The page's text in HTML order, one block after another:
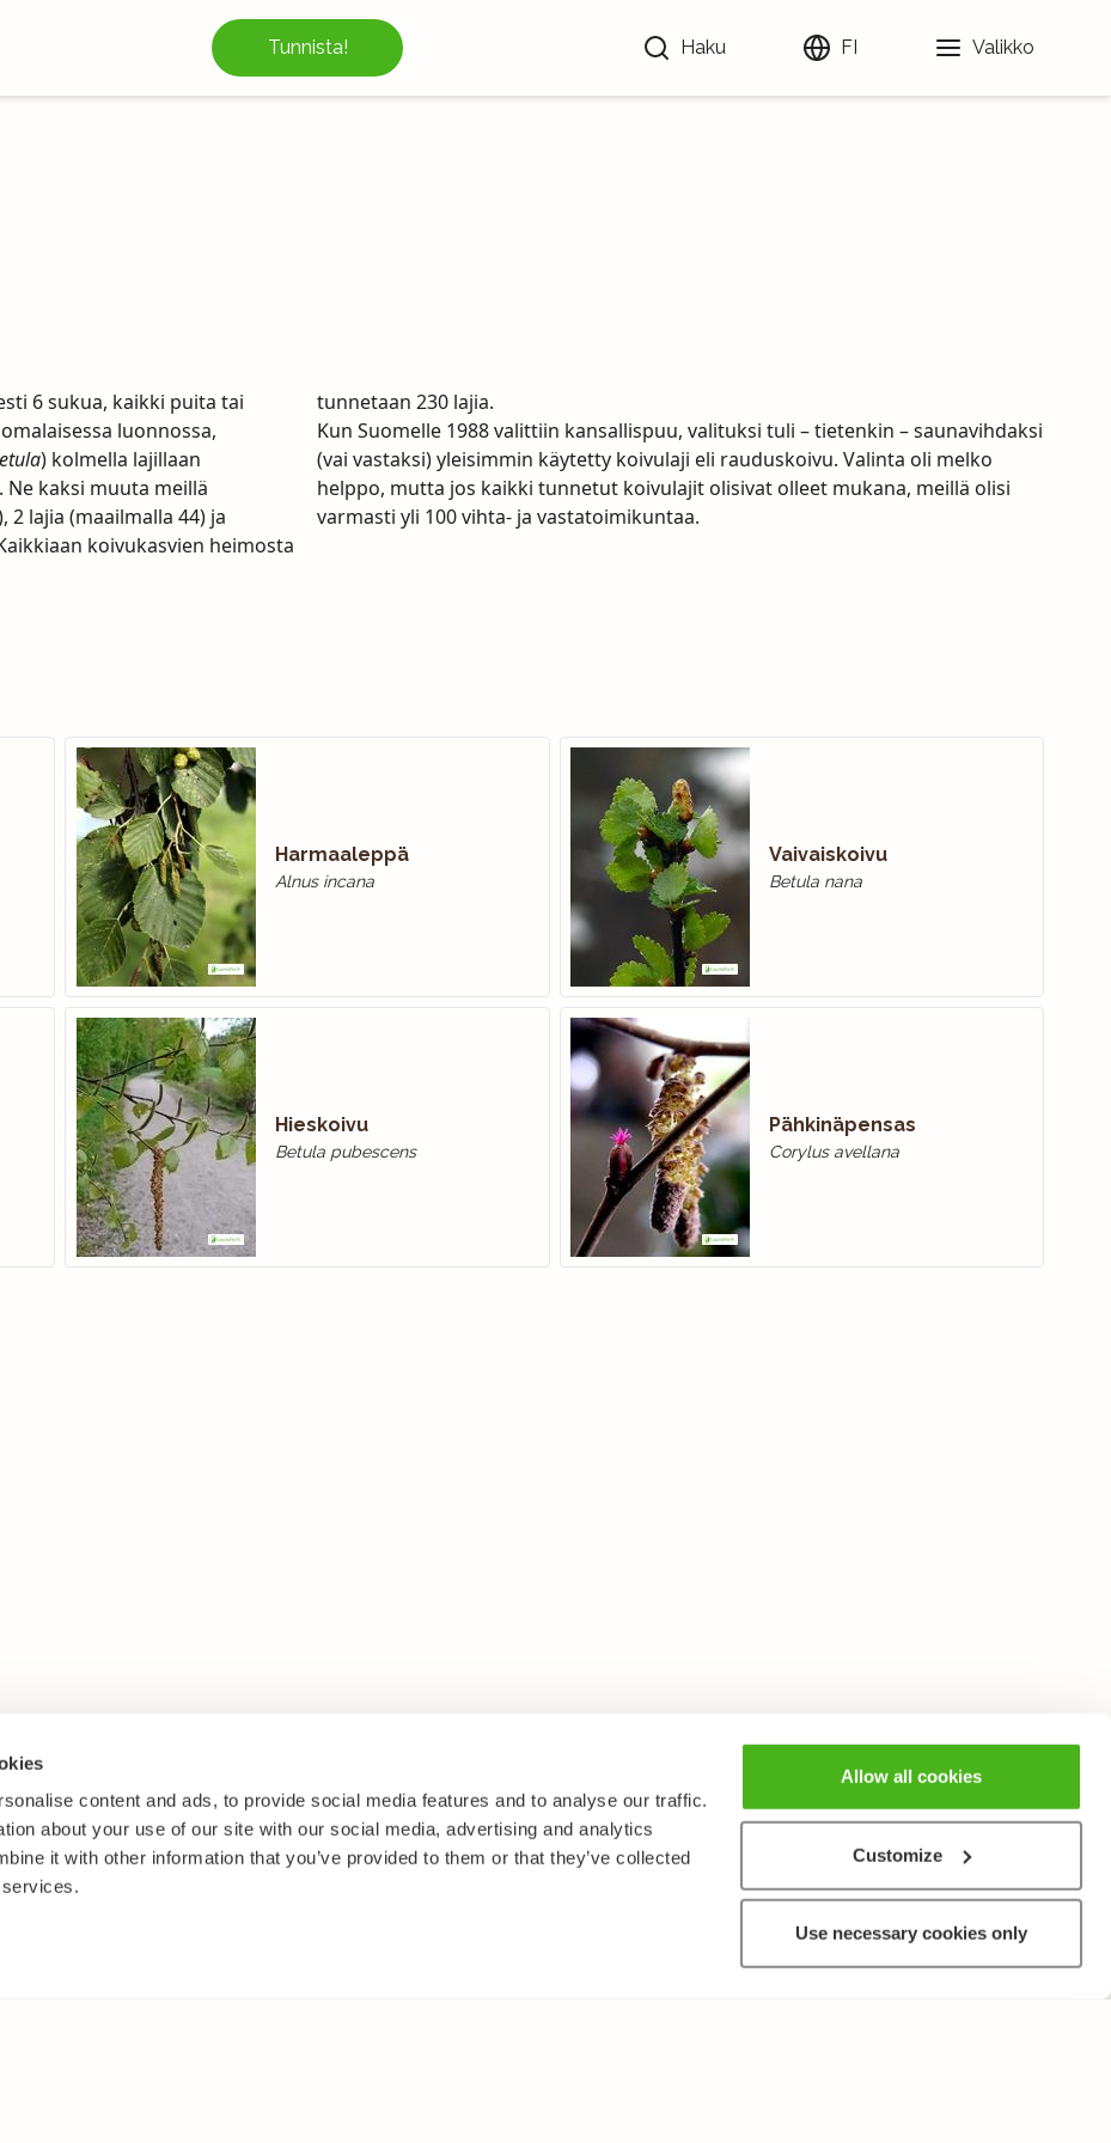
content and ads, to provide social media features and to analyse our traffic.
about your use of our site with our social media, advertising and analytics
it with other information that you’ve provided to them or that they’ve collected
Allow all cookies
Customize
Use necessary cookies only
Tunnista! Haku FI Valikko
kaikki puita tai
luonnossa,
) kolmella lajillaan
kaksi muuta meillä
2 lajia (maailmalla 44) ja
koivukasvien heimosta
tunnetaan 230 lajia.
Kun Suomelle 1988 valittiin kansallispuu, valituksi tuli – tietenkin – saunavihdaksi
(vai vastaksi) yleisimmin käytetty koivulaji eli rauduskoivu. Valinta oli melko
helppo, mutta jos kaikki tunnetut koivulajit olisivat olleet mukana, meillä olisi
varmasti yli 100 vihta- ja vastatoimikuntaa.
Harmaaleppä
Alnus incana
Vaivaiskoivu
Betula nana
Hieskoivu
Betula pubescens
Pähkinäpensas
Corylus avellana